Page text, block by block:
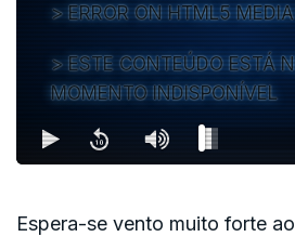
ERROR ON HTML5
ESTE CONTEÚDO ESTÁ
MOMENTO INDISPONÍVEL
Espera-se vento muito forte